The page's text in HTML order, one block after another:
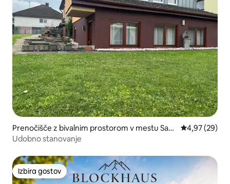
Prenočišče z bivalnim prostorom v mestu San
kt Goar
Povprečna
4,97 (29)
Udobno stanovanje
Izbira gostov
Izbira gostov